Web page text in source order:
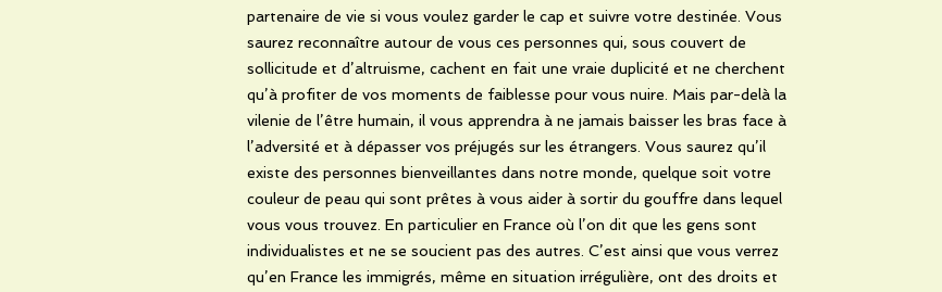
partenaire de vie si vous voulez garder le cap et suivre votre destinée. Vous
saurez reconnaître autour de vous ces personnes qui, sous couvert de
sollicitude et d’altruisme, cachent en fait une vraie duplicité et ne cherchent
qu’à profiter de vos moments de faiblesse pour vous nuire. Mais par-delà la
vilenie de l’être humain, il vous apprendra à ne jamais baisser les bras face à
l’adversité et à dépasser vos préjugés sur les étrangers. Vous saurez qu’il
existe des personnes bienveillantes dans notre monde, quelque soit votre
couleur de peau qui sont prêtes à vous aider à sortir du gouffre dans lequel
vous vous trouvez. En particulier en France où l’on dit que les gens sont
individualistes et ne se soucient pas des autres. C’est ainsi que vous verrez
qu’en France les immigrés, même en situation irrégulière, ont des droits et